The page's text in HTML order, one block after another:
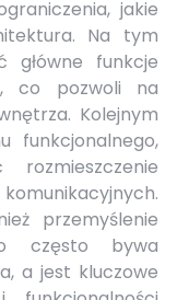
jakie
Na tym
główne funkcje
co pozwoli na
Kolejnym
funkcjonalnego,
przemyślenie
często bywa
a jest kluczowe